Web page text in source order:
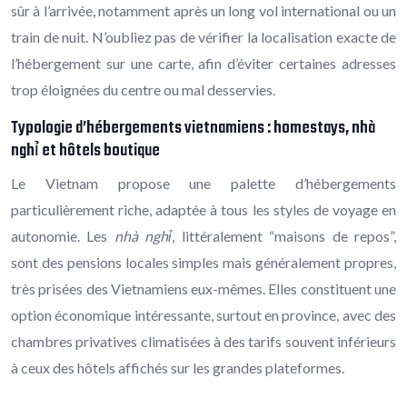
sûr à l’arrivée, notamment après un long vol international ou un
train de nuit. N’oubliez pas de vérifier la localisation exacte de
l’hébergement sur une carte, afin d’éviter certaines adresses
trop éloignées du centre ou mal desservies.
Typologie d’hébergements vietnamiens : homestays, nhà
nghỉ et hôtels boutique
Le Vietnam propose une palette d’hébergements
particulièrement riche, adaptée à tous les styles de voyage en
autonomie. Les nhà nghỉ, littéralement “maisons de repos”,
sont des pensions locales simples mais généralement propres,
très prisées des Vietnamiens eux-mêmes. Elles constituent une
option économique intéressante, surtout en province, avec des
chambres privatives climatisées à des tarifs souvent inférieurs
à ceux des hôtels affichés sur les grandes plateformes.